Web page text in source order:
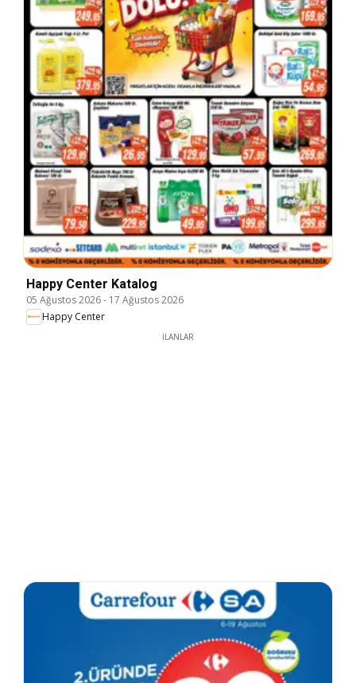
Happy Center Katalog
05 Ağustos 2026- 17 Ağustos 2026
Happy Center
İLANLAR